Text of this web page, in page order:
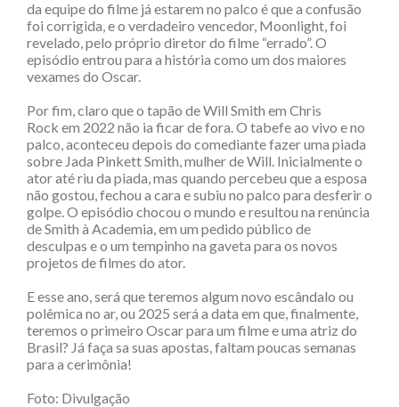
da equipe do filme já estarem no palco é que a confusão
foi corrigida, e o verdadeiro vencedor, Moonlight, foi
revelado, pelo próprio diretor do filme “errado”. O
episódio entrou para a história como um dos maiores
vexames do Oscar.
Por fim, claro que o tapão de Will Smith em Chris
Rock em 2022 não ia ficar de fora. O tabefe ao vivo e no
palco, aconteceu depois do comediante fazer uma piada
sobre Jada Pinkett Smith, mulher de Will. Inicialmente o
ator até riu da piada, mas quando percebeu que a esposa
não gostou, fechou a cara e subiu no palco para desferir o
golpe. O episódio chocou o mundo e resultou na renúncia
de Smith à Academia, em um pedido público de
desculpas e o um tempinho na gaveta para os novos
projetos de filmes do ator.
E esse ano, será que teremos algum novo escândalo ou
polêmica no ar, ou 2025 será a data em que, finalmente,
teremos o primeiro Oscar para um filme e uma atriz do
Brasil? Já faça sa suas apostas, faltam poucas semanas
para a cerimônia!
Foto: Divulgação